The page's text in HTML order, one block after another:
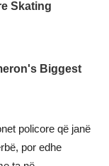
policore që janë
por edhe